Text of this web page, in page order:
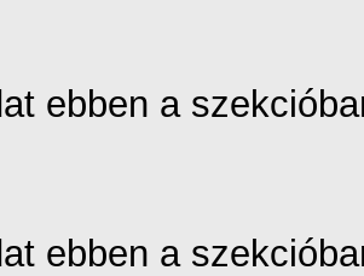
ebben a
ebben a